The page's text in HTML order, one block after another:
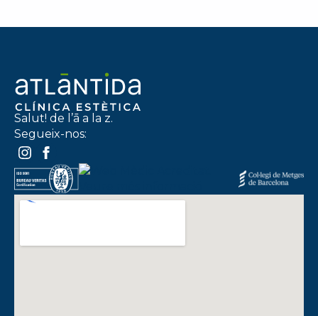
Salut! de l’ā a la z.
Segueix-nos: